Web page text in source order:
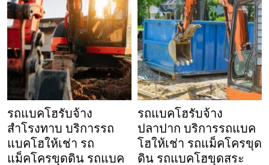
รถแบคโฮรับจ้าง
สำโรงทาบ บริการรถ
แบคโฮให้เช่า รถ
แม็คโครขุดดิน รถแบค
รถแบคโฮรับจ้าง
ปลาปาก บริการรถแบค
โฮให้เช่า รถแม็คโครขุด
ดิน รถแบคโฮขุดสระ